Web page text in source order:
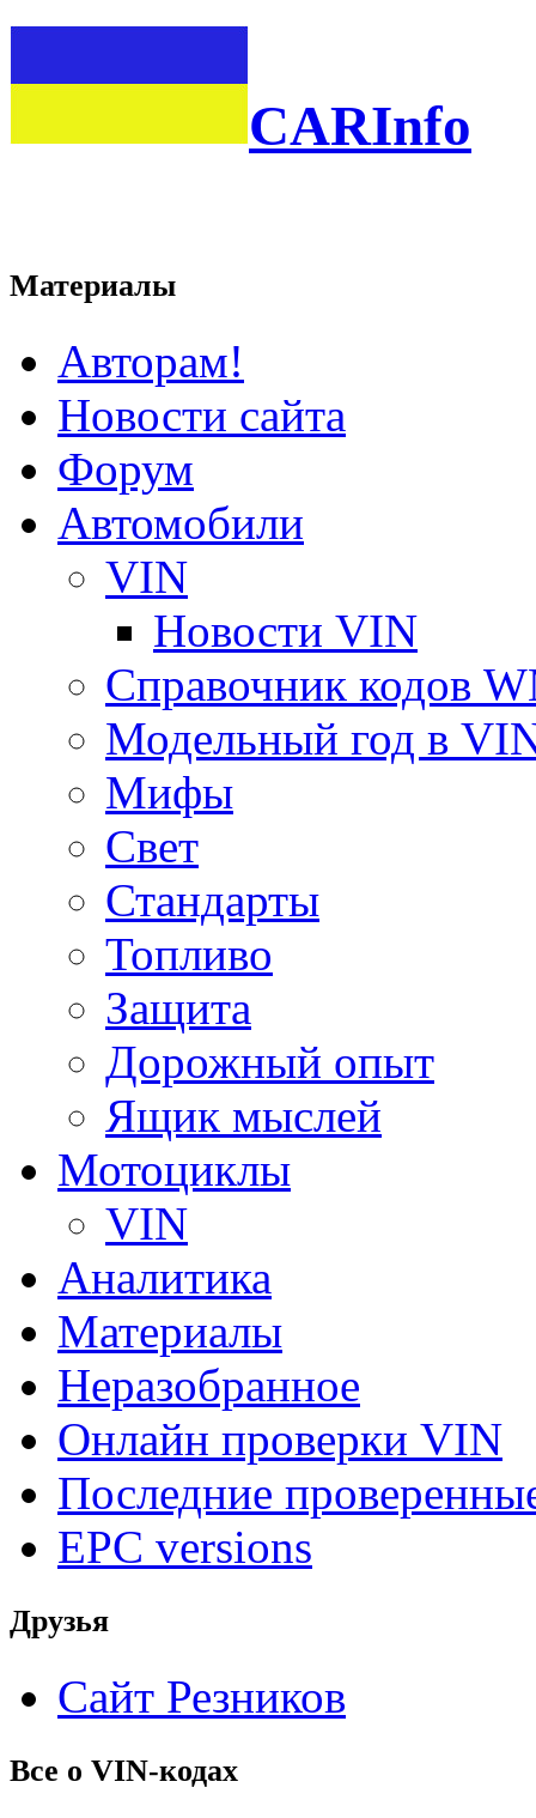
CARInfo
Материалы
Авторам!
Новости сайта
Форум
Автомобили
VIN
Новости VIN
Справочник кодов
Модельный год в
Мифы
Свет
Стандарты
Топливо
Защита
Дорожный опыт
Ящик мыслей
Мотоциклы
VIN
Аналитика
Материалы
Неразобранное
Онлайн проверки VIN
Последние
EPC versions
Друзья
Сайт Резников
Все о VIN-кодах